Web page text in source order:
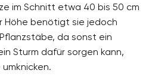
im Schnitt etwa 40 bis 50 cm
Höhe benötigt sie jedoch
da sonst ein
Sturm dafür sorgen kann,